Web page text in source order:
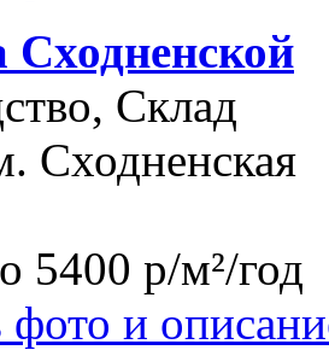
Сходненской
Склад
Сходненская
5400 р/м²/год
и